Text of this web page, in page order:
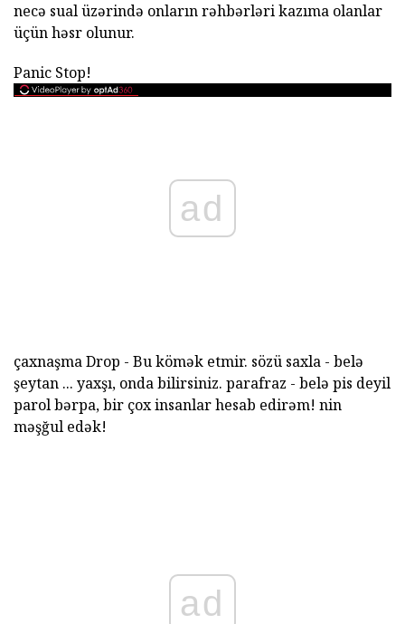
necə sual üzərində onların rəhbərləri kazıma olanlar
üçün həsr olunur.
Panic Stop!
ad
çaxnaşma Drop - Bu kömək etmir. sözü saxla - belə
şeytan ... yaxşı, onda bilirsiniz. parafraz - belə pis deyil
parol bərpa, bir çox insanlar hesab edirəm! nin
məşğul edək!
ad